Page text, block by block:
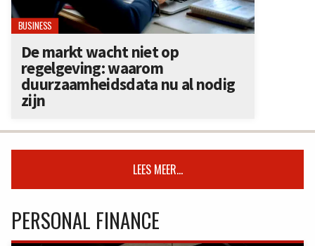
BUSINESS
De markt wacht niet op
regelgeving: waarom
duurzaamheidsdata nu al nodig
zijn
LEES MEER...
PERSONAL FINANCE